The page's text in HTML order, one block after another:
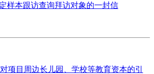
样本跟访查询拜访对象的一封信
项目周边长儿园、学校等教育资本的引